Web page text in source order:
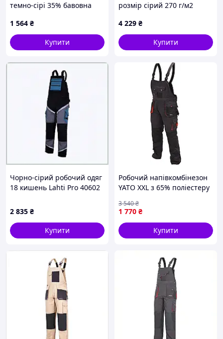
темно-сірі 35% бавовна
1 564 ₴
Купити
розмір сірий 270 г/м2
4 229 ₴
Купити
Чорно-сірий робочий одяг
18 кишень Lahti Pro 40602
2 835 ₴
Купити
Робочий напівкомбінезон
YATO XXL з 65% поліестеру
професіоналів
1 770 ₴
3 540₴
Купити